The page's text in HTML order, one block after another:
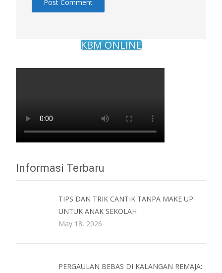
KBM ONLINE
Informasi Terbaru
TIPS DAN TRIK CANTIK TANPA MAKE UP
UNTUK ANAK SEKOLAH
May 18, 2026
PERGAULAN BEBAS DI KALANGAN REMAJA: